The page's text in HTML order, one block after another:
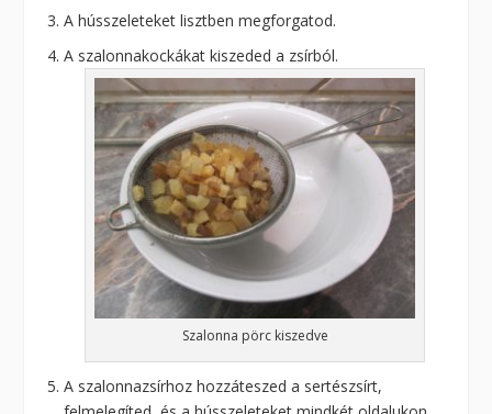
A hússzeleteket lisztben megforgatod.
A szalonnakockákat kiszeded a zsírból.
Szalonna pörc kiszedve
A szalonnazsírhoz hozzáteszed a sertészsírt,